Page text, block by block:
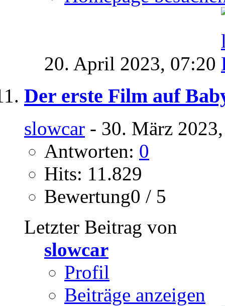
20. April 2023, 07:20
Der erste Film auf
slowcar - 30. März
Antworten: 0
Hits: 11.829
Bewertung0 / 5
Letzter Beitrag von
slowcar
Profil
Beiträge anzeigen